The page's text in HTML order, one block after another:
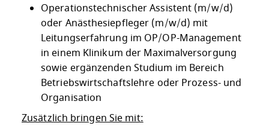
Operationstechnischer Assistent (m/w/d)
oder Anästhesiepfleger (m/w/d) mit
Leitungserfahrung im OP/OP-Management
in einem Klinikum der Maximalversorgung
sowie ergänzenden Studium im Bereich
Betriebswirtschaftslehre oder Prozess- und
Organisation
Zusätzlich bringen Sie mit: